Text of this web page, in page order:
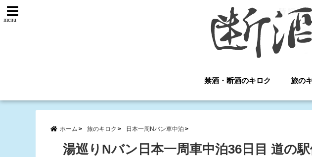
menu
禁酒・断酒のキロク 旅の
ホーム 旅のキロク 日本一周Nバン車中泊
湯巡りNバン日本一周車中泊36日目 道の